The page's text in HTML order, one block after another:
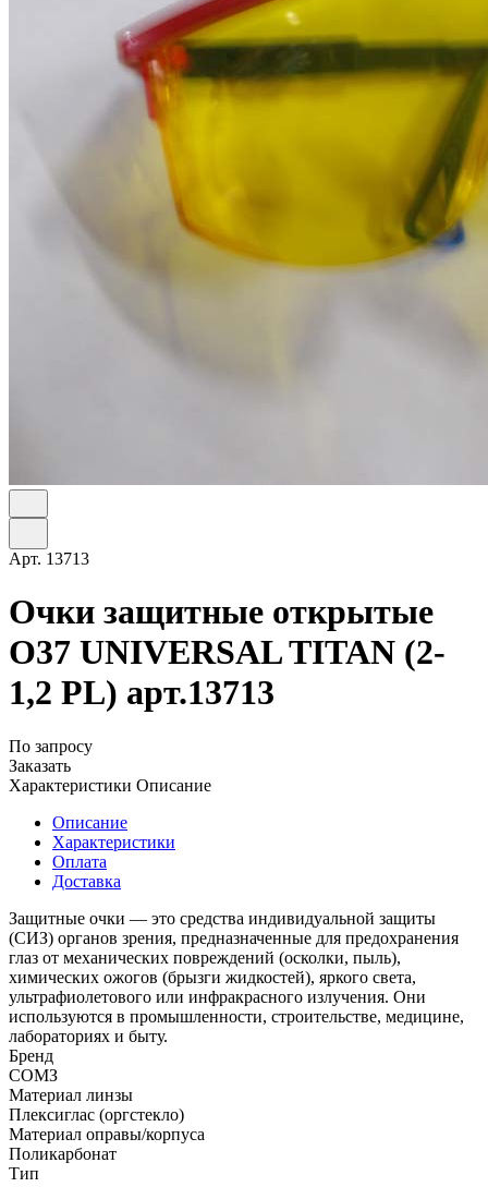
Арт. 13713
Очки защитные открытые
О37 UNIVERSAL TITAN (2-
1,2 PL) арт.13713
По запросу
Заказать
Характеристики Описание
Описание
Характеристики
Оплата
Доставка
Защитные очки — это средства индивидуальной защиты
(СИЗ) органов зрения, предназначенные для предохранения
глаз от механических повреждений (осколки, пыль),
химических ожогов (брызги жидкостей), яркого света,
ультрафиолетового или инфракрасного излучения. Они
используются в промышленности, строительстве, медицине,
лабораториях и быту.
Бренд
СОМЗ
Материал линзы
Плексиглас (оргстекло)
Материал оправы/корпуса
Поликарбонат
Тип